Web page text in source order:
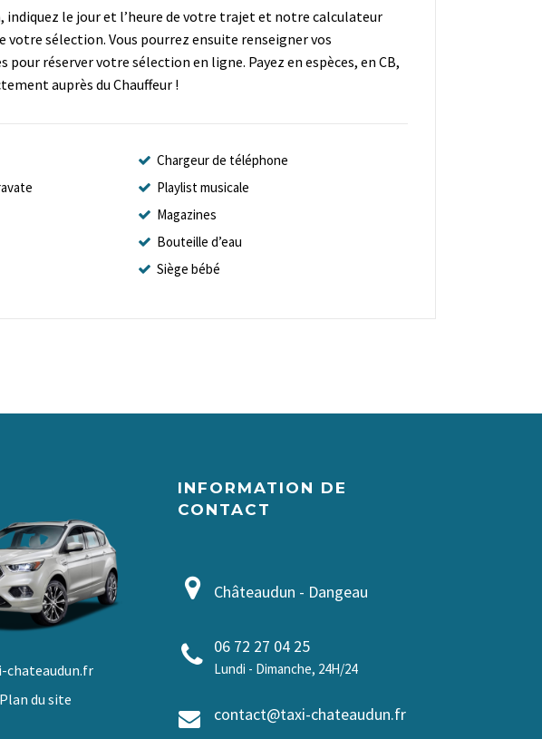
indiquez le jour et l’heure de votre trajet et notre calculateur
votre sélection. Vous pourrez ensuite renseigner vos
réserver votre sélection en ligne. Payez en espèces, en CB,
auprès du Chauffeur !
Chargeur de téléphone
Playlist musicale
Magazines
Bouteille d’eau
Siège bébé
chateaudun.fr
Plan du site
INFORMATION DE
CONTACT
Châteaudun - Dangeau
06 72 27 04 25
Lundi - Dimanche, 24H/24
contact@taxi-chateaudun.fr